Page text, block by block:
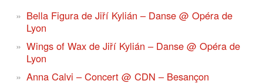
Bella Figura de Jiří Kylián – Danse @ Opéra de
Lyon
Wings of Wax de Jiří Kylián – Danse @ Opéra de
Lyon
Anna Calvi – Concert @ CDN – Besançon